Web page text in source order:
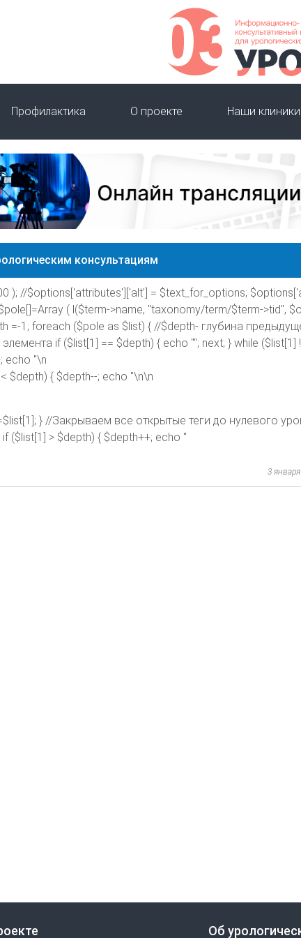
Профилактика О проекте Наши клиники
консультациям
); //$options['attributes']['alt'] = $text_for_options;
( l($term->name, "taxonomy/term/$term->tid",
=-1; foreach ($pole as $list) { //$depth- глубина
if ($list[1] == $depth) { echo ""; next; } while ($list[1]
echo "\n
$depth) { $depth--; echo "\n\n
} //Закрываем все открытые теги до нулевого
($list[1] > $depth) { $depth++; echo "
3
Об